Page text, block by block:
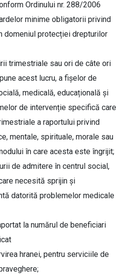
Ordinului nr. 288/2006
minime obligatorii privind
domeniul protecției drepturilor
trimestriale sau ori de câte ori
acest lucru, a fișelor de
medicală, educațională și
de intervenție specifică care
a raportului privind
mentale, spirituale, morale sau
în care acesta este îngrijit;
de admitere în centrul social,
necesită sprijin și
datorită problemelor medicale
la numărul de beneficiari
hranei, pentru serviciile de